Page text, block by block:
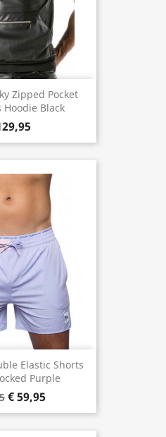
Zipped Pocket
Hoodie Black
Elastic Shorts
Purple
€ 59,95